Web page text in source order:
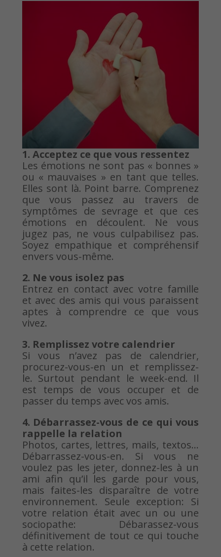
1. Acceptez ce que vous ressentez
Les émotions ne sont pas « bonnes »
ou « mauvaises » en tant que telles.
Elles sont là. Point barre. Comprenez
que vous passez au travers de
symptômes de sevrage et que ces
émotions en découlent. Ne vous
jugez pas, ne vous culpabilisez pas.
Soyez empathique et compréhensif
envers vous-même.
2. Ne vous isolez pas
Entrez en contact avec votre famille
et avec des amis qui vous paraissent
aptes à comprendre ce que vous
vivez.
3. Remplissez votre calendrier
Si vous n’avez pas de calendrier,
procurez-vous-en un et remplissez-
le. Surtout pendant le week-end. Il
est temps de vous occuper et de
passer du temps avec vos amis.
4. Débarrassez-vous de ce qui vous
rappelle la relation
Photos, cartes, lettres, mails, textos…
Débarrassez-vous-en. Si vous ne
voulez pas les jeter, donnez-les à un
ami afin qu’il les garde pour vous,
mais faites-les disparaître de votre
environnement. Seule exception: Si
votre relation était avec un ou une
sociopathe: Débarassez-vous
définitivement de tout ce qui touche
à cette relation.